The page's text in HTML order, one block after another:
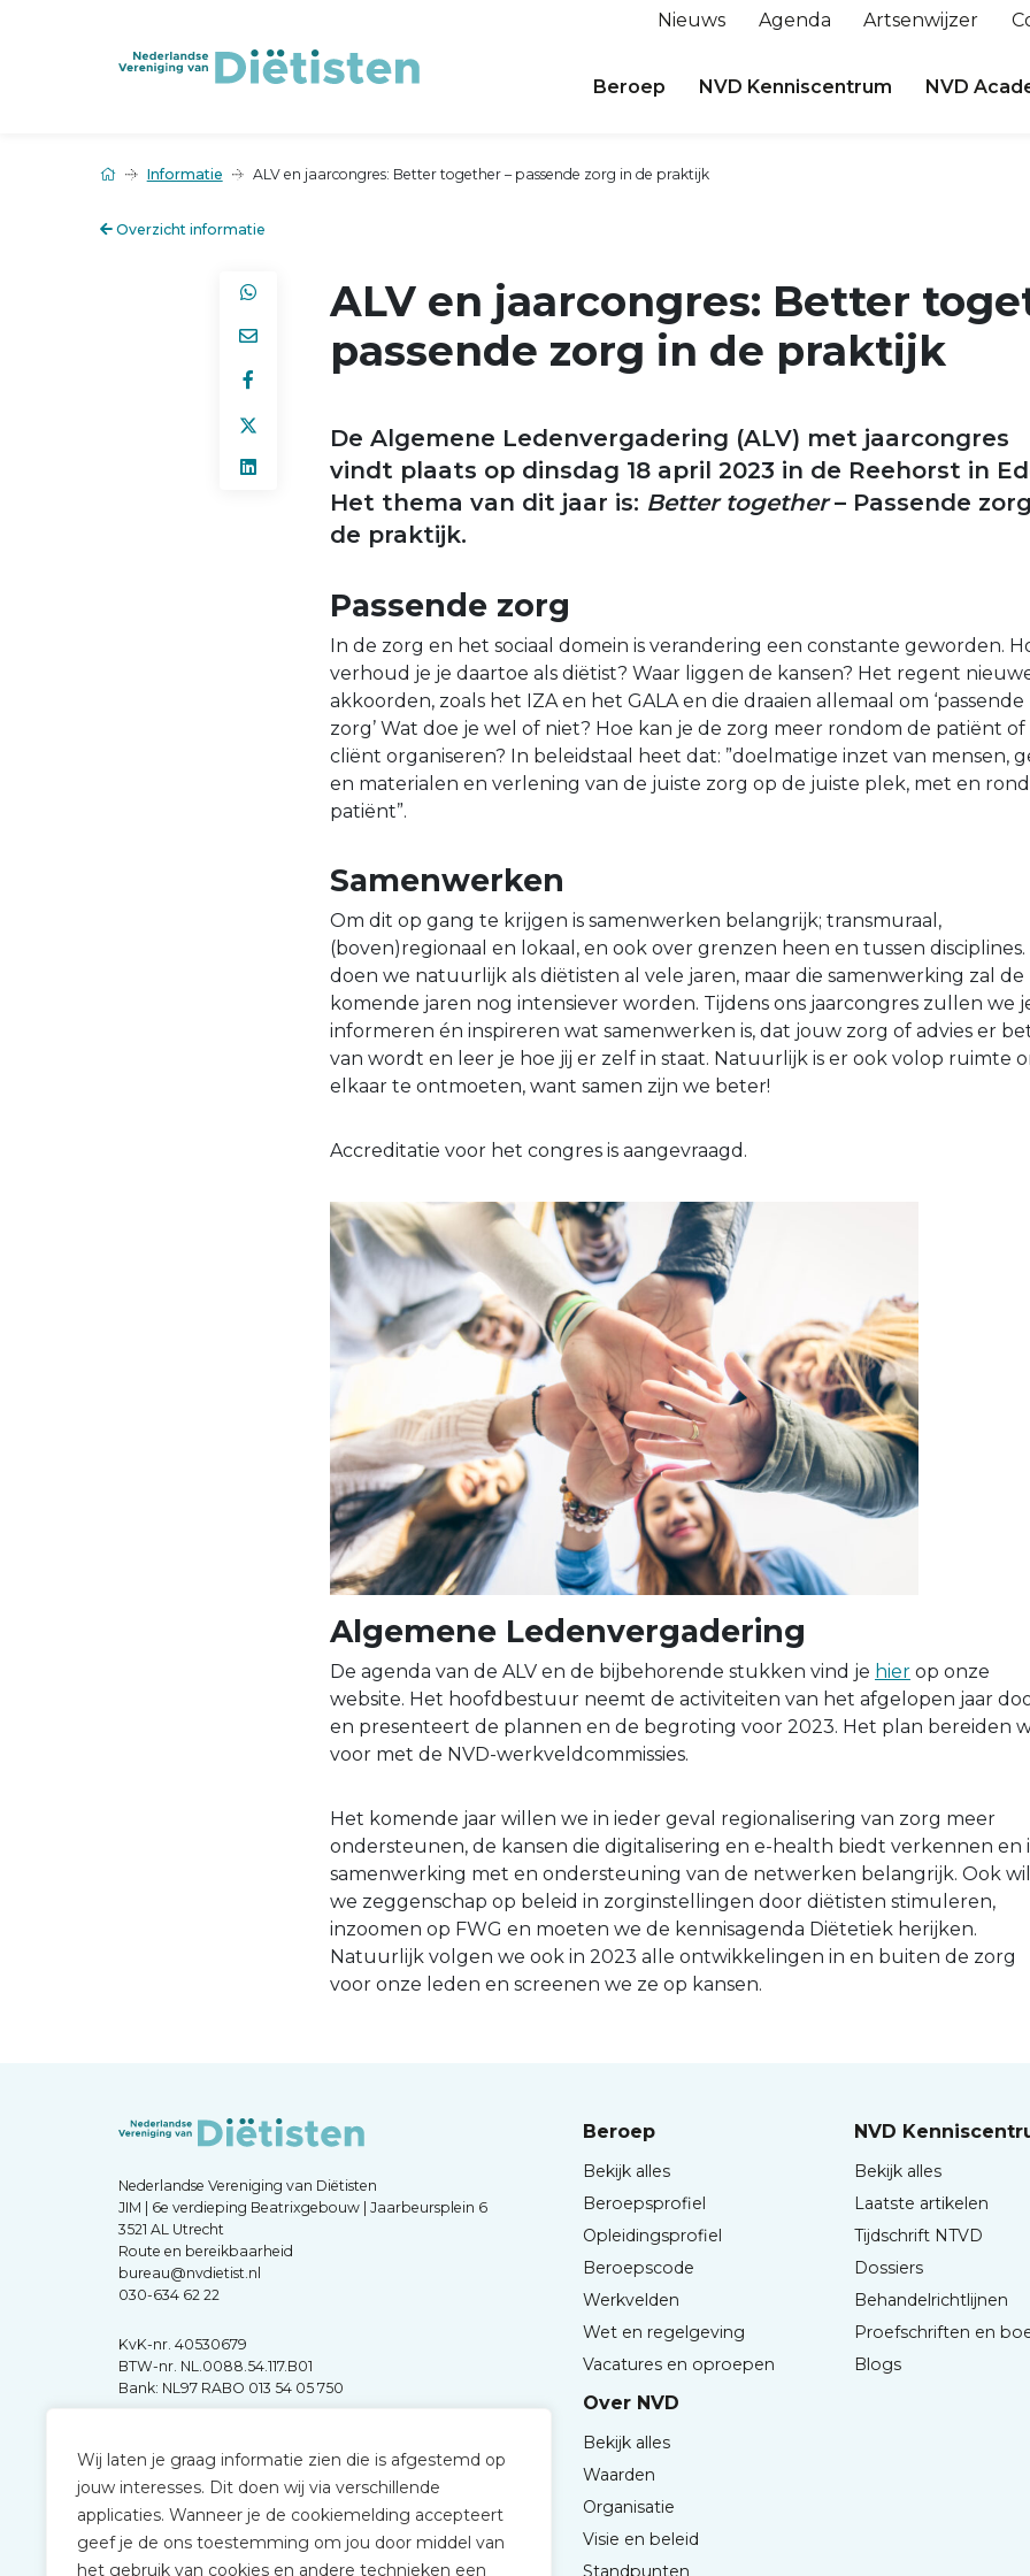
Wij laten je graag informatie zien die is afgestemd op
jouw interesses. Dit doen wij via verschillende
applicaties. Wanneer je de cookiemelding accepteert
geef je de ons toestemming om jou door middel van
het gebruik van cookies en andere technieken een
Nieuws Agenda Artsenwijzer
Beroep NVD Kenniscentrum NVD
Informatie ALV en jaarcongres: Better together – passende zorg in de praktijk
Overzicht informatie
ALV en jaarcongres: Better
passende zorg in de praktijk
De Algemene Ledenvergadering (ALV) met jaarcongres
vindt plaats op dinsdag 18 april 2023 in de Reehorst in
Het thema van dit jaar is: Better together– Passende
de praktijk.
Passende zorg
In de zorg en het sociaal domein is verandering een constante geworden.
verhoud je je daartoe als diëtist? Waar liggen de kansen? Het regent
akkoorden, zoals het IZA en het GALA en die draaien allemaal om ‘passende
zorg’ Wat doe je wel of niet? Hoe kan je de zorg meer rondom de patiënt of
cliënt organiseren? In beleidstaal heet dat: ”doelmatige inzet van mensen,
en materialen en verlening van de juiste zorg op de juiste plek, met en
patiënt”.
Samenwerken
Om dit op gang te krijgen is samenwerken belangrijk; transmuraal,
(boven)regionaal en lokaal, en ook over grenzen heen en tussen disciplines.
doen we natuurlijk als diëtisten al vele jaren, maar die samenwerking zal de
komende jaren nog intensiever worden. Tijdens ons jaarcongres zullen we
informeren én inspireren wat samenwerken is, dat jouw zorg of advies er
van wordt en leer je hoe jij er zelf in staat. Natuurlijk is er ook volop ruimte
elkaar te ontmoeten, want samen zijn we beter!
Accreditatie voor het congres is aangevraagd.
Algemene Ledenvergadering
De agenda van de ALV en de bijbehorende stukken vind je hier op onze
website. Het hoofdbestuur neemt de activiteiten van het afgelopen jaar
en presenteert de plannen en de begroting voor 2023. Het plan bereiden
voor met de NVD-werkveldcommissies.
Het komende jaar willen we in ieder geval regionalisering van zorg meer
ondersteunen, de kansen die digitalisering en e-health biedt verkennen en
samenwerking met en ondersteuning van de netwerken belangrijk. Ook
we zeggenschap op beleid in zorginstellingen door diëtisten stimuleren,
inzoomen op FWG en moeten we de kennisagenda Diëtetiek herijken.
Natuurlijk volgen we ook in 2023 alle ontwikkelingen in en buiten de zorg
voor onze leden en screenen we ze op kansen.
Nederlandse Vereniging van Diëtisten
JIM | 6e verdieping Beatrixgebouw | Jaarbeursplein 6
3521 AL Utrecht
Route en bereikbaarheid
bureau@nvdietist.nl
030-634 62 22
KvK-nr. 40530679
BTW-nr. NL.0088.54.117.B01
Bank: NL97 RABO 013 54 05 750
Beroep
Bekijk alles
Beroepsprofiel
Opleidingsprofiel
Beroepscode
Werkvelden
Wet en regelgeving
Vacatures en oproepen
NVD
Bekijk alles
Laatste artikelen
Tijdschrift NTVD
Dossiers
Behandelrichtlijnen
Proefschriften en
Blogs
Over NVD
Bekijk alles
Waarden
Organisatie
Visie en beleid
Standpunten